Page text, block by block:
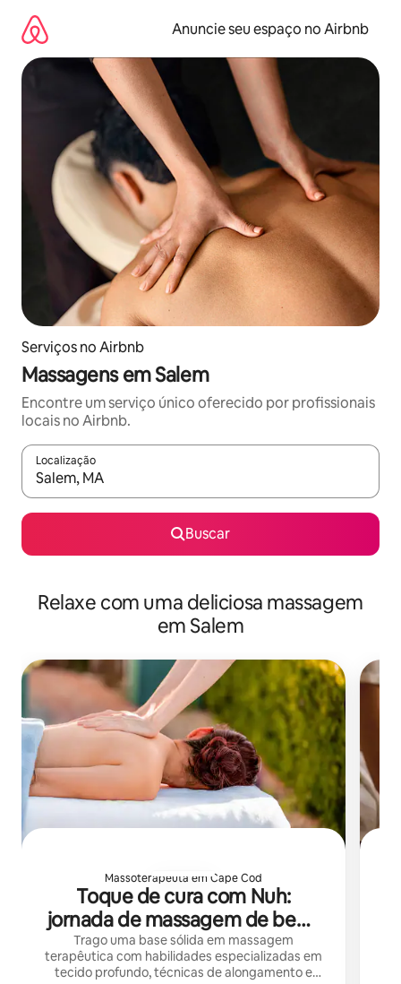
para
conteúdo
Anuncie seu espaço no Airbnb
Serviços no Airbnb
Massagens em Salem
Encontre um serviço único oferecido por profissionais
locais no Airbnb.
Localização
Quando os resultados estiverem disponíveis, explore-os
Buscar
Relaxe com uma deliciosa massagem
em Salem
Massoterapeuta em Cape Cod
Toque de cura com Nuh:
jornada de massagem de bem-
estar
Trago uma base sólida em massagem
terapêutica com habilidades especializadas em
tecido profundo, técnicas de alongamento e